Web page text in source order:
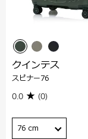
クインテス
スピナー76
0.0 (0)
76 cm